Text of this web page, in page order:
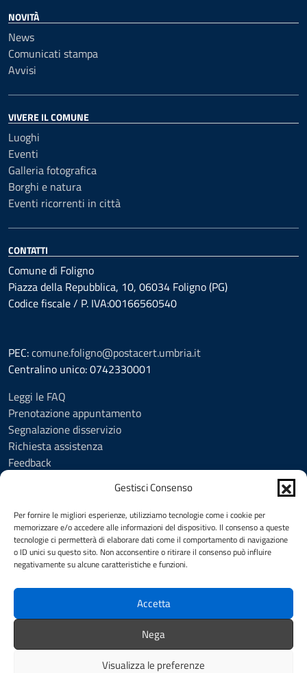
Gestisci Consenso
Per fornire le migliori esperienze, utilizziamo tecnologie come i cookie per
memorizzare e/o accedere alle informazioni del dispositivo. Il consenso a queste
tecnologie ci permetterà di elaborare dati come il comportamento di navigazione
o ID unici su questo sito. Non acconsentire o ritirare il consenso può influire
negativamente su alcune caratteristiche e funzioni.
Accetta
Nega
Visualizza le preferenze
NOVITÀ
News
Comunicati stampa
Avvisi
VIVERE IL COMUNE
Luoghi
Eventi
Galleria fotografica
Borghi e natura
Eventi ricorrenti in città
CONTATTI
Comune di Foligno
Piazza della Repubblica, 10, 06034 Foligno (PG)
Codice fiscale / P. IVA:00166560540
PEC:comune.foligno@postacert.umbria.it
Centralino unico: 0742330001
Leggi le FAQ
Prenotazione appuntamento
Segnalazione disservizio
Richiesta assistenza
Feedback
Informativa privacy
Cookie Policy (UE)
Social Media Policy
Note legali
SEGUICI SU
Facebook YouTube